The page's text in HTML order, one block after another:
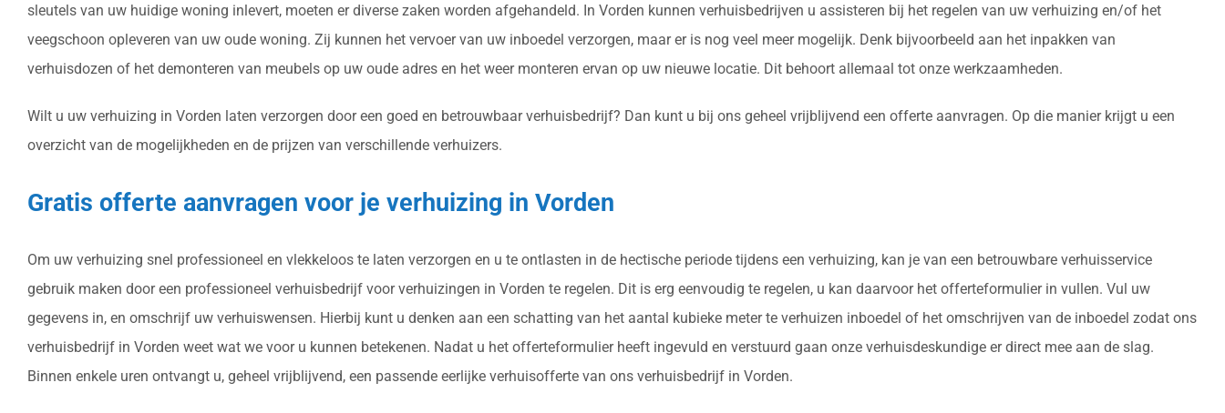
sleutels van uw huidige woning inlevert, moeten er diverse zaken worden afgehandeld. In Vorden kunnen verhuisbedrijven u assisteren bij het regelen van uw verhuizing en/of het
veegschoon opleveren van uw oude woning. Zij kunnen het vervoer van uw inboedel verzorgen, maar er is nog veel meer mogelijk. Denk bijvoorbeeld aan het inpakken van
verhuisdozen of het demonteren van meubels op uw oude adres en het weer monteren ervan op uw nieuwe locatie. Dit behoort allemaal tot onze werkzaamheden.
Wilt u uw verhuizing in Vorden laten verzorgen door een goed en betrouwbaar verhuisbedrijf? Dan kunt u bij ons geheel vrijblijvend een offerte aanvragen. Op die manier krijgt u een
overzicht van de mogelijkheden en de prijzen van verschillende verhuizers.
Gratis offerte aanvragen voor je verhuizing in Vorden
Om uw verhuizing snel professioneel en vlekkeloos te laten verzorgen en u te ontlasten in de hectische periode tijdens een verhuizing, kan je van een betrouwbare verhuisservice
gebruik maken door een professioneel verhuisbedrijf voor verhuizingen in Vorden te regelen. Dit is erg eenvoudig te regelen, u kan daarvoor het offerteformulier in vullen. Vul uw
gegevens in, en omschrijf uw verhuiswensen. Hierbij kunt u denken aan een schatting van het aantal kubieke meter te verhuizen inboedel of het omschrijven van de inboedel zodat ons
verhuisbedrijf in Vorden weet wat we voor u kunnen betekenen. Nadat u het offerteformulier heeft ingevuld en verstuurd gaan onze verhuisdeskundige er direct mee aan de slag.
Binnen enkele uren ontvangt u, geheel vrijblijvend, een passende eerlijke verhuisofferte van ons verhuisbedrijf in Vorden.